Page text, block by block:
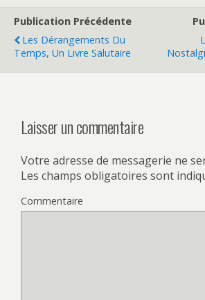
Publication Précédente
Les Dérangements Du
Temps, Un Livre Salutaire
Laisser un commentaire
Votre adresse de messagerie ne
Les champs obligatoires sont
Commentaire